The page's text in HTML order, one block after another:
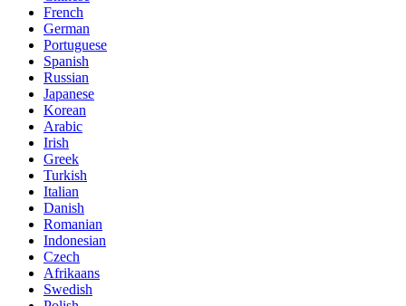
French
German
Portuguese
Spanish
Russian
Japanese
Korean
Arabic
Irish
Greek
Turkish
Italian
Danish
Romanian
Indonesian
Czech
Afrikaans
Swedish